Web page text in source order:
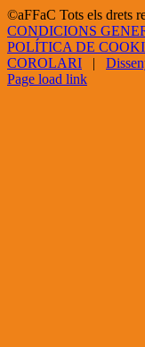
©aFFaC Tots els drets
CONDICIONS
POLÍTICA DE
COROLARI |
Facebook
X
YouTube
Page load link